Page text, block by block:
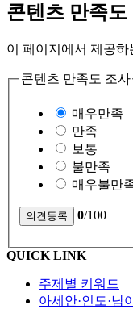
콘텐츠 만족도
이 페이지에서 제공
콘텐츠 만족도 조사
매우만족
만족
보통
불만족
매우불만
0/100
QUICK LINK
주제별 키워드
아세안·인도·남